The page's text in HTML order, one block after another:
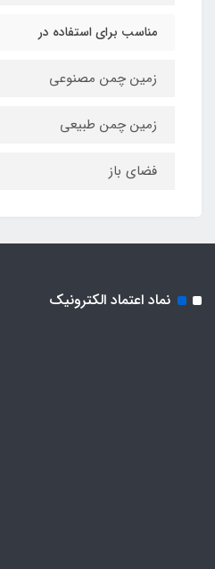
مناسب برای استفاده در
زمین چمن مصنوعی
زمین چمن طبیعی
فضای باز
نماد اعتماد الکترونیک